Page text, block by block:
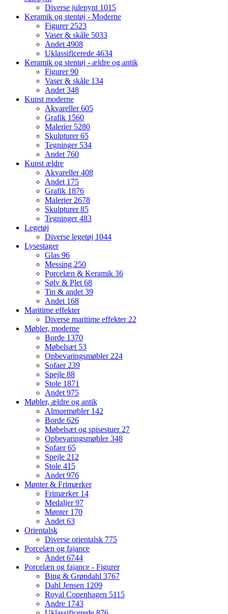
Diverse julepynt 1015
Keramik og stentøj - Moderne
Figurer 2523
Vaser & skåle 5033
Andet 4908
Uklassificerede 4634
Keramik og stentøj - ældre og antik
Figurer90
Vaser & skåle 134
Andet 348
Kunst moderne
Akvareller605
Grafik 1560
Malerier 5280
Skulpturer65
Tegninger 534
Andet 760
Kunst ældre
Akvareller408
Andet 175
Grafik 1876
Malerier 2678
Skulpturer85
Tegninger483
Legetøj
Diverse legetøj 1044
Lysestager
Glas 96
Messing 250
Porcelæn & Keramik 36
Sølv & Plet 68
Tin & andet 39
Andet 168
Maritime effekter
Diverse maritime effekter 22
Møbler, moderne
Borde 1370
Møbelsæt 53
Opbevaringsmøbler 224
Sofaer 239
Spejle 88
Stole 1871
Andet 975
Møbler, ældre og antik
Almuemøbler 142
Borde 626
Møbelsæt og spisestuer 27
Opbevaringsmøbler348
Sofaer65
Spejle 212
Stole 415
Andet 976
Mønter & Frimærker
Frimærker 14
Medaljer97
Mønter 170
Andet 63
Orientalsk
Diverse orientalsk 775
Porcelæn og fajance
Andet 6744
Porcelæn og fajance - Figurer
Bing & Grøndahl 3767
Dahl Jensen 1209
Royal Copenhagen 5115
Andre 1743